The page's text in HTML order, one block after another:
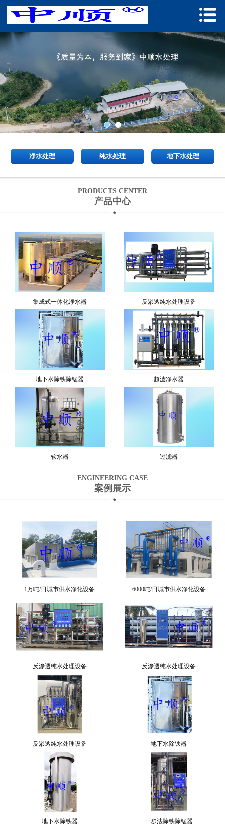
净水处理 纯水处理 地下水处理
PRODUCTS CENTER
产品中心
集成式一体化净水器 反渗透纯水处理设备
地下水除铁除锰器 超滤净水器
软水器 过滤器
ENGINEERING CASE
案例展示
1万吨/日城市供水净化设备 6000吨/日城市供水净化设备
反渗透纯水处理设备 反渗透纯水处理设备
反渗透纯水处理设备 地下水除铁器
地下水除铁器 一步法除铁除锰器